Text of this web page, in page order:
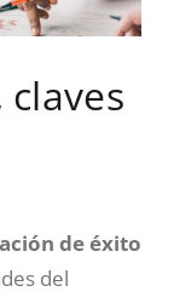
de éxito
del